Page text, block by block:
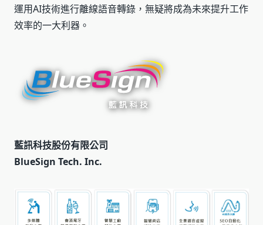
運用AI技術進行離線語音轉錄，無疑將成為未來提升工作
效率的一大利器。
藍訊科技股份有限公司
BlueSign Tech. Inc.